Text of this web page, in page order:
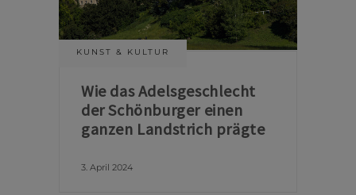
KUNST & KULTUR
Wie das Adelsgeschlecht
der Schönburger einen
ganzen Landstrich prägte
3. April 2024